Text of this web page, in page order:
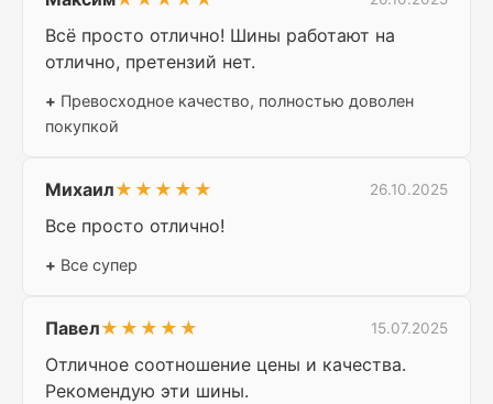
Всё просто отлично! Шины работают на
отлично, претензий нет.
+ Превосходное качество, полностью доволен
покупкой
Михаил★★★★★ 26.10.2025
Все просто отлично!
+ Все супер
Павел★★★★★ 15.07.2025
Отличное соотношение цены и качества.
Рекомендую эти шины.